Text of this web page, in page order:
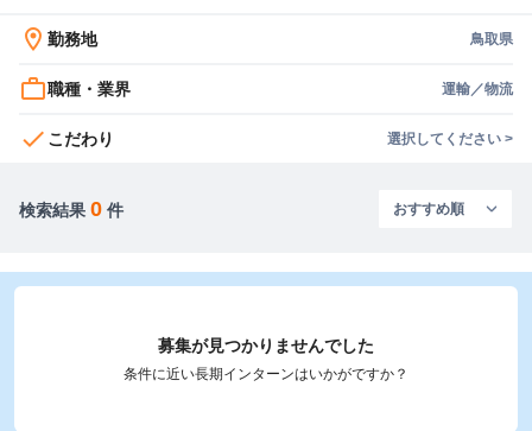
location_on 勤務地 鳥取県
work_outline職種・業界 運輸／物流
check こだわり 選択してください >
検索結果 0 件
募集が見つかりませんでした
条件に近い長期インターンはいかがですか？